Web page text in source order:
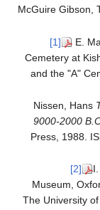
McGuire Gibson,
[1]
E.
Cemetery at
and the "A"
Nissen, Hans
9000-2000
Press, 1988.
[2]
I.
Museum,
The University